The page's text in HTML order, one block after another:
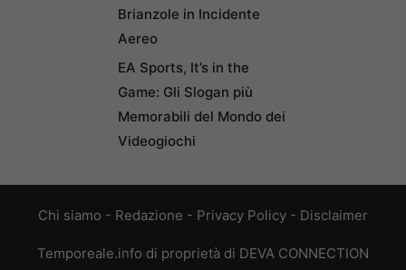
Brianzole in Incidente
Aereo
EA Sports, It’s in the
Game: Gli Slogan più
Memorabili del Mondo dei
Videogiochi
Chi siamo - Redazione - Privacy Policy - Disclaimer
Temporeale.info di proprietà di DEVA CONNECTION